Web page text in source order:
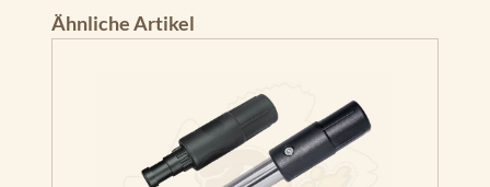
Produktgalerie überspringen
Ähnliche Artikel